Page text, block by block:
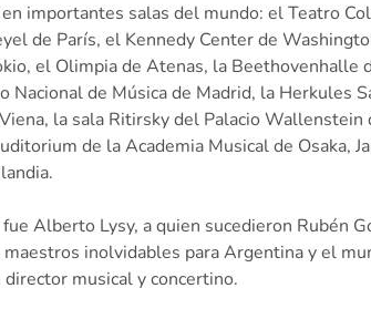
importantes salas del mundo: el Teatro
de París, el Kennedy Center de
el Olimpia de Atenas, la Beethovenhalle
Nacional de Música de Madrid, la Herkules
la sala Ritirsky del Palacio Wallenstein
de la Academia Musical de Osaka,
Alberto Lysy, a quien sucedieron Rubén
maestros inolvidables para Argentina y el
musical y concertino.